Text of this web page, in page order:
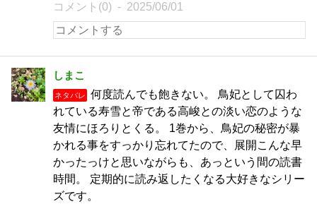
コメント(0) 2025/06/01
しまこ
ネタバレ
何度読んでも飽きない。 鳥妃として囚わ
れている寿雪と帝である高峻との淡い恋のような
友情にほろりとくる。 1巻から、鳥妃の秘密が暴
かれる事をすっかり忘れてたので、展開こんな早
かったっけと思いながらも、あっという間の読書
時間。 定期的に読み返したくなる大好きなシリー
ズです。